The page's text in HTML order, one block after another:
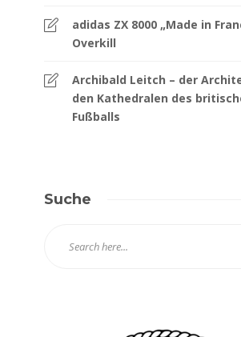
adidas ZX 8000 „Made in
Overkill
Archibald Leitch – der
den Kathedralen des
Fußballs
Suche